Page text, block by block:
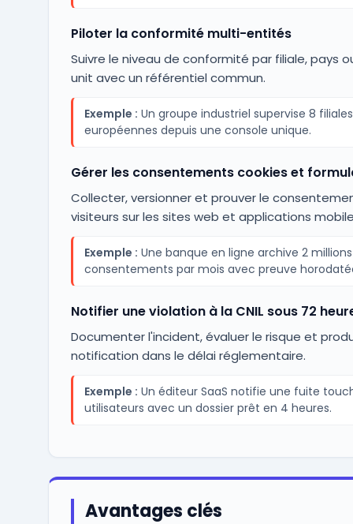
Piloter la conformité multi-entités
Suivre le niveau de conformité par filiale, pays
unit avec un référentiel commun.
Exemple : Un groupe industriel supervise 8 filiales
européennes depuis une console unique.
Gérer les consentements cookies et
Collecter, versionner et prouver le
visiteurs sur les sites web et applications
Exemple : Une banque en ligne archive 2
consentements par mois avec preuve
Notifier une violation à la CNIL sous 72
Documenter l'incident, évaluer le risque et
notification dans le délai réglementaire.
Exemple : Un éditeur SaaS notifie une fuite
utilisateurs avec un dossier prêt en 4 heures.
Avantages clés